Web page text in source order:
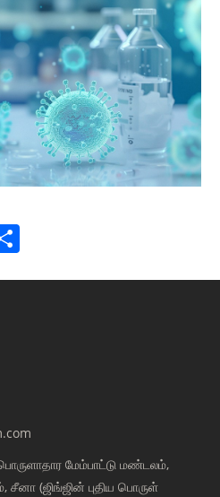
மேம்பாட்டு மண்டலம்,
(ஜிங்ஜின் புதிய பொருள்